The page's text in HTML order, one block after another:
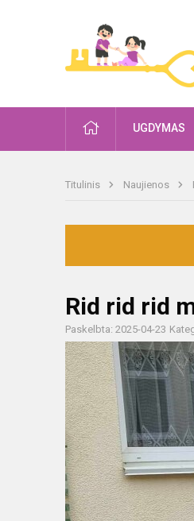
PRADŽIAUGDYMAS
Titulinis Naujienos
Rid rid rid
Paskelbta: 2025-04-23